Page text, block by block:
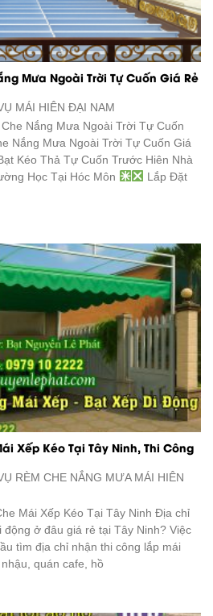
Mưa Ngoài Trời Tự Cuốn Giá Rẻ
MÁI HIÊN ĐẠI NAM
Nắng Mưa Ngoài Trời Tự Cuốn
Nắng Mưa Ngoài Trời Tự Cuốn Giá
Kéo Thả Tự Cuốn Trước Hiên Nhà
Học Tại Hóc Môn
Lắp Đặt
Xếp Kéo Tại Tây Ninh, Thi Công
RÈM CHE NẮNG MƯA MÁI HIÊN
Mái Xếp Kéo Tại Tây Ninh Địa chỉ
động ở đâu giá rẻ tại Tây Ninh? Việc
tìm địa chỉ nhận thi công lắp mái
quán cafe, hồ